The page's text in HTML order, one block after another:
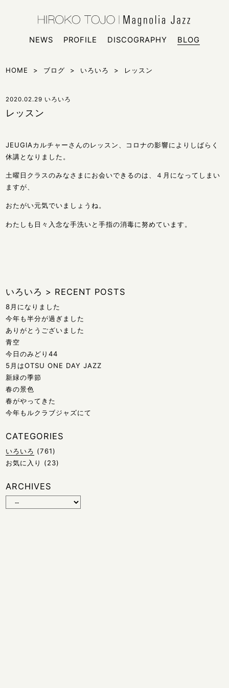
NEWS
PROFILE DISCOGRAPHY BLOG
HOME > ブログ > いろいろ > レッスン
2020.02.29 いろいろ
レッスン
JEUGIAカルチャーさんのレッスン、コロナの影響によりしばらく
休講となりました。
土曜日クラスのみなさまにお会いできるのは、４月になってしまい
ますが、
おたがい元気でいましょうね。
わたしも日々入念な手洗いと手指の消毒に努めています。
いろいろ > RECENT POSTS
8月になりました
今年も半分が過ぎました
ありがとうございました
青空
今日のみどり44
5月はOTSU ONE DAY JAZZ
新緑の季節
春の景色
春がやってきた
今年もルクラブジャズにて
CATEGORIES
いろいろ (761)
お気に入り
(23)
ARCHIVES